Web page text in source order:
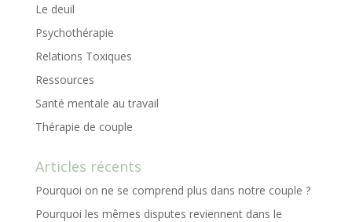
Le deuil
Psychothérapie
Relations Toxiques
Ressources
Santé mentale au travail
Thérapie de couple
Articles récents
Pourquoi on ne se comprend plus dans notre couple ?
Pourquoi les mêmes disputes reviennent dans le